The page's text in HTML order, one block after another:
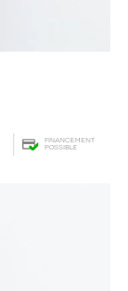
FINANCEMENT
POSSIBLE